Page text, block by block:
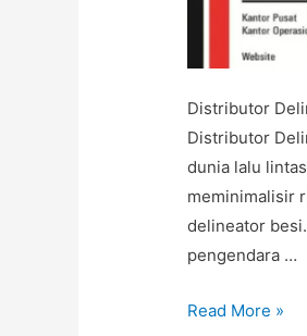
Distributor
Distributor
dunia lalu
meminimalisir
delineator
pengendara …
Distributor
Read More »